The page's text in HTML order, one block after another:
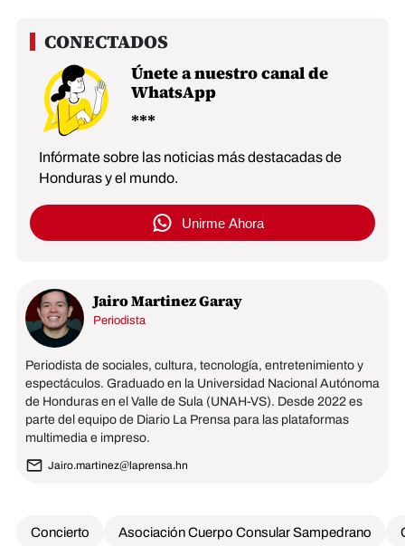
Únete a nuestro canal de
WhatsApp
Infórmate sobre las noticias más destacadas de
Honduras y el mundo.
Unirme Ahora
Jairo Martinez Garay
Periodista
Periodista de sociales, cultura, tecnología, entretenimiento y
espectáculos. Graduado en la Universidad Nacional Autónoma
de Honduras en el Valle de Sula (UNAH-VS). Desde 2022 es
parte del equipo de Diario La Prensa para las plataformas
multimedia e impreso.
Jairo.martinez@laprensa.hn
Concierto Asociación Cuerpo Consular Sampedrano